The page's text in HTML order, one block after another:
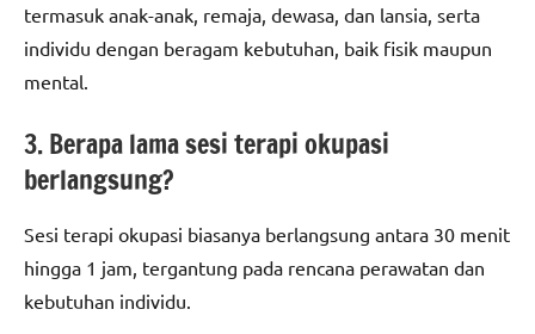
termasuk anak-anak, remaja, dewasa, dan lansia, serta
individu dengan beragam kebutuhan, baik fisik maupun
mental.
3. Berapa lama sesi terapi okupasi
berlangsung?
Sesi terapi okupasi biasanya berlangsung antara 30 menit
hingga 1 jam, tergantung pada rencana perawatan dan
kebutuhan individu.